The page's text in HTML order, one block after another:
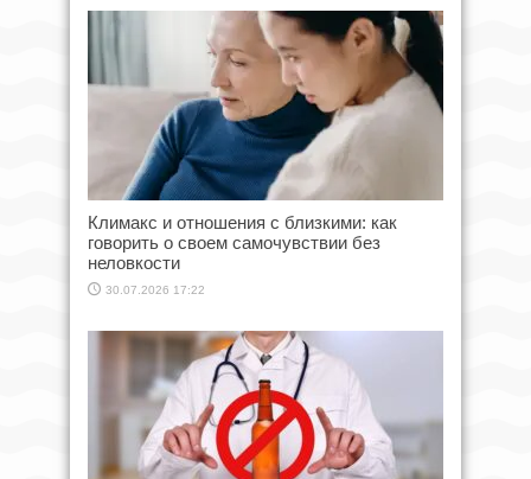
Климакс и отношения с близкими: как
говорить о своем самочувствии без
неловкости
30.07.2026 17:22